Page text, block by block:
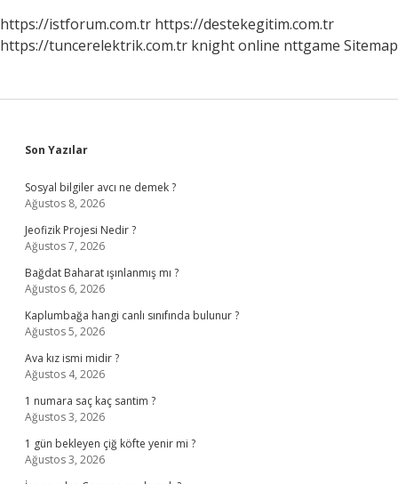
https://istforum.com.tr https://destekegitim.com.tr
https://tuncerelektrik.com.tr knight online nttgame Sitemap
Sidebar
Son Yazılar
Sosyal bilgiler avcı ne demek ?
Ağustos 8, 2026
Jeofizik Projesi Nedir ?
Ağustos 7, 2026
Bağdat Baharat ışınlanmış mı ?
Ağustos 6, 2026
Kaplumbağa hangi canlı sınıfında bulunur ?
Ağustos 5, 2026
Ava kız ismi midir ?
Ağustos 4, 2026
1 numara saç kaç santim ?
Ağustos 3, 2026
1 gün bekleyen çiğ köfte yenir mi ?
Ağustos 3, 2026